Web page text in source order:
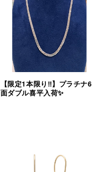
【限定1本限り‼︎】プラチナ6
面ダブル喜平入荷✨